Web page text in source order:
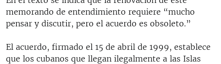
memorando de entendimiento requiere “mucho
pensar y discutir, pero el acuerdo es obsoleto.”
El acuerdo, firmado el 15 de abril de 1999, establece
que los cubanos que llegan ilegalmente a las Islas